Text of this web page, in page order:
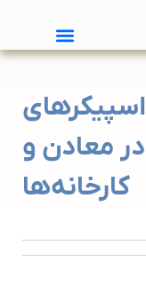
معادن و
کارخانه‌ها